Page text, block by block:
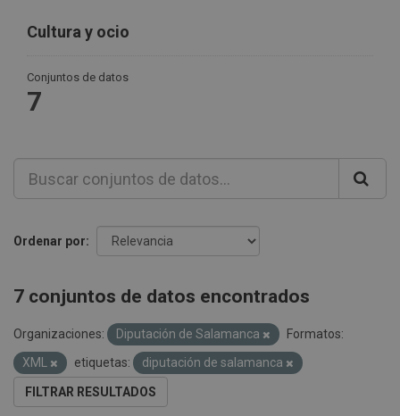
Cultura y ocio
Conjuntos de datos
7
Ordenar por
7 conjuntos de datos encontrados
Organizaciones: Diputación de Salamanca
Formatos:
XML
etiquetas: diputación de salamanca
FILTRAR RESULTADOS